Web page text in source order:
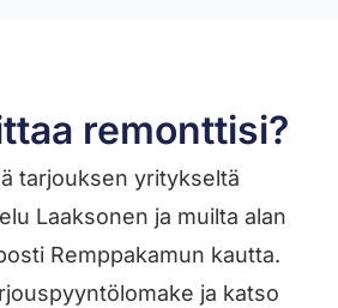
remonttisi?
tarjouksen yritykseltä
Laaksonen ja muilta alan
Remppakamun kautta.
ja katso